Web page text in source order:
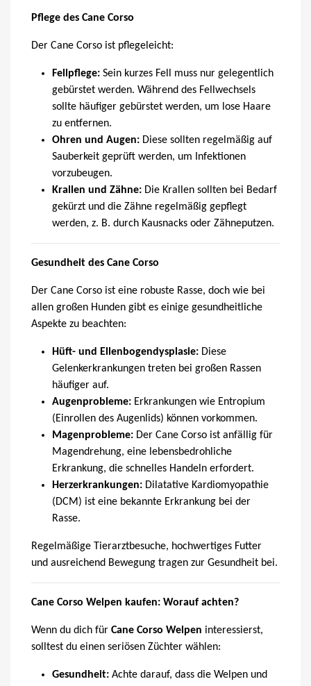
Pflege des Cane Corso
Der Cane Corso ist pflegeleicht:
Fellpflege: Sein kurzes Fell muss nur gelegentlich
gebürstet werden. Während des Fellwechsels
sollte häufiger gebürstet werden, um lose Haare
zu entfernen.
Ohren und Augen: Diese sollten regelmäßig auf
Sauberkeit geprüft werden, um Infektionen
vorzubeugen.
Krallen und Zähne: Die Krallen sollten bei Bedarf
gekürzt und die Zähne regelmäßig gepflegt
werden, z. B. durch Kausnacks oder Zähneputzen.
Gesundheit des Cane Corso
Der Cane Corso ist eine robuste Rasse, doch wie bei
allen großen Hunden gibt es einige gesundheitliche
Aspekte zu beachten:
Hüft- und Ellenbogendysplasie: Diese
Gelenkerkrankungen treten bei großen Rassen
häufiger auf.
Augenprobleme: Erkrankungen wie Entropium
(Einrollen des Augenlids) können vorkommen.
Magenprobleme: Der Cane Corso ist anfällig für
Magendrehung, eine lebensbedrohliche
Erkrankung, die schnelles Handeln erfordert.
Herzerkrankungen: Dilatative Kardiomyopathie
(DCM) ist eine bekannte Erkrankung bei der
Rasse.
Regelmäßige Tierarztbesuche, hochwertiges Futter
und ausreichend Bewegung tragen zur Gesundheit bei.
Cane Corso Welpen kaufen: Worauf achten?
Wenn du dich für Cane Corso Welpen interessierst,
solltest du einen seriösen Züchter wählen:
Gesundheit: Achte darauf, dass die Welpen und